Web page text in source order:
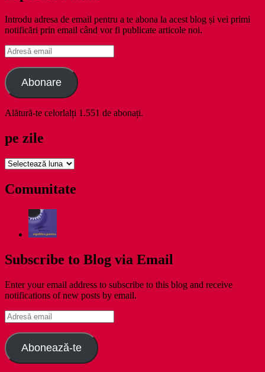
Introdu adresa de email pentru a te abona la acest blog și vei primi
notificări prin email când vor fi publicate articole noi.
Adresă
email
Abonare
Alătură-te celorlalți 1.551 de abonați.
pe zile
pe
Comunitate
Subscribe to Blog via Email
Enter your email address to subscribe to this blog and receive
notifications of new posts by email.
Adresă
email
Abonează-te